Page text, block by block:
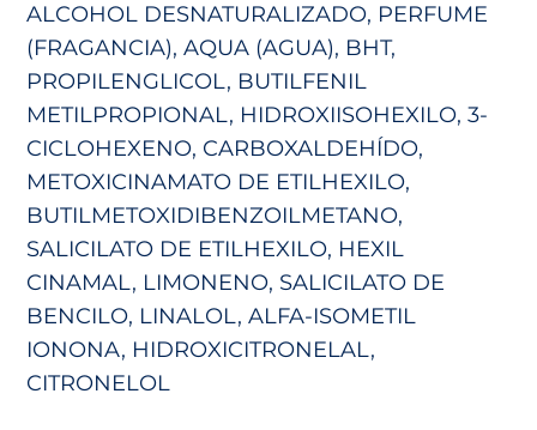
ALCOHOL DESNATURALIZADO, PERFUME
(FRAGANCIA), AQUA (AGUA), BHT,
PROPILENGLICOL, BUTILFENIL
METILPROPIONAL, HIDROXIISOHEXILO, 3-
CICLOHEXENO, CARBOXALDEHÍDO,
METOXICINAMATO DE ETILHEXILO,
BUTILMETOXIDIBENZOILMETANO,
SALICILATO DE ETILHEXILO, HEXIL
CINAMAL, LIMONENO, SALICILATO DE
BENCILO, LINALOL, ALFA-ISOMETIL
IONONA, HIDROXICITRONELAL,
CITRONELOL